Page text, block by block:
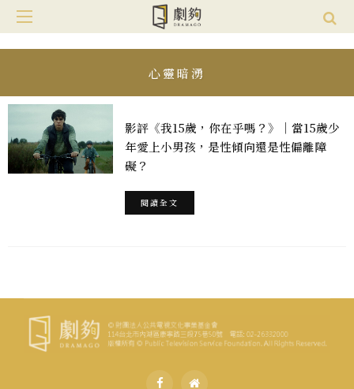
心靈暗湧
影評《我15歲，你在乎嗎？》｜當15歲少
年愛上小男孩，是性傾向還是性偏離障
礙？
閱讀全文